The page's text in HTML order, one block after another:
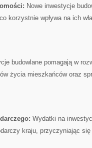
Nowe inwestycje
korzystnie ‌wpływa na ich
budowlane pomagają w
życia mieszkańców oraz
Wydatki na
kraju, przyczyniając